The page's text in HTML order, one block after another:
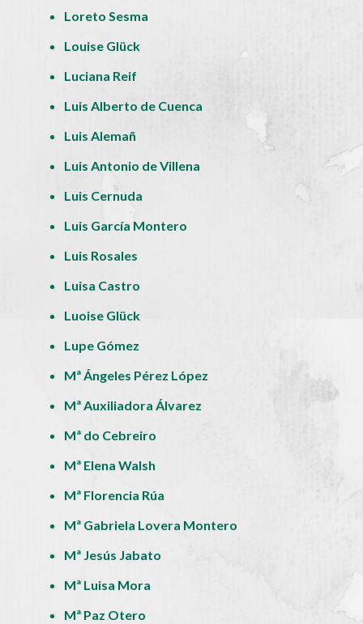
Loreto Sesma
Louise Glück
Luciana Reif
Luis Alberto de Cuenca
Luis Alemañ
Luis Antonio de Villena
Luis Cernuda
Luis García Montero
Luis Rosales
Luisa Castro
Luoise Glück
Lupe Gómez
Mª Ángeles Pérez López
Mª Auxiliadora Álvarez
Mª do Cebreiro
Mª Elena Walsh
Mª Florencia Rúa
Mª Gabriela Lovera Montero
Mª Jesús Jabato
Mª Luisa Mora
Mª Paz Otero